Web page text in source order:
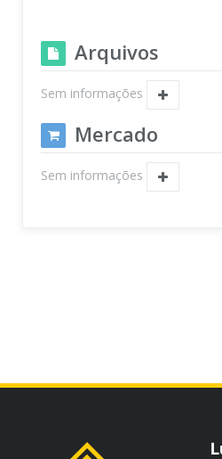
Arquivos
Sem informações
Mercado
Sem informações